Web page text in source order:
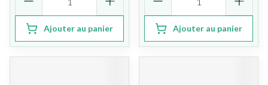
Ajouter au panier Ajouter au panier